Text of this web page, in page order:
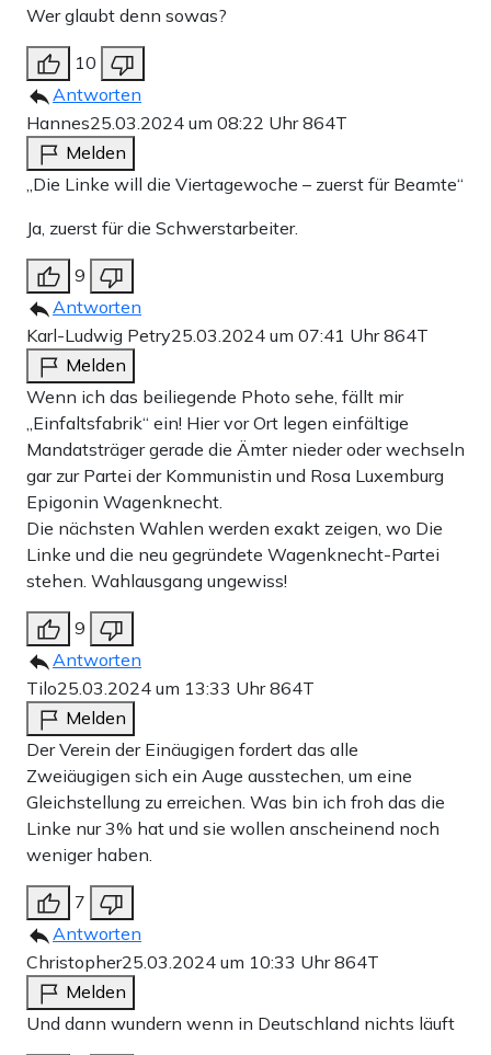
Wer glaubt denn sowas?
10
Antworten
Hannes25.03.2024 um 08:22 Uhr864T
Melden
„Die Linke will die Viertagewoche – zuerst für Beamte“
Ja, zuerst für die Schwerstarbeiter.
9
Antworten
Karl-Ludwig Petry25.03.2024 um 07:41 Uhr864T
Melden
Wenn ich das beiliegende Photo sehe, fällt mir
„Einfaltsfabrik“ ein! Hier vor Ort legen einfältige
Mandatsträger gerade die Ämter nieder oder wechseln
gar zur Partei der Kommunistin und Rosa Luxemburg
Epigonin Wagenknecht.
Die nächsten Wahlen werden exakt zeigen, wo Die
Linke und die neu gegründete Wagenknecht-Partei
stehen. Wahlausgang ungewiss!
9
Antworten
Tilo25.03.2024 um 13:33 Uhr864T
Melden
Der Verein der Einäugigen fordert das alle
Zweiäugigen sich ein Auge ausstechen, um eine
Gleichstellung zu erreichen. Was bin ich froh das die
Linke nur 3% hat und sie wollen anscheinend noch
weniger haben.
7
Antworten
Christopher25.03.2024 um 10:33 Uhr864T
Melden
Und dann wundern wenn in Deutschland nichts läuft